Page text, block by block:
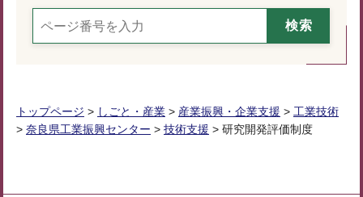
トップページ > しごと・産業 > 産業振興・企業支援 > 工業技術
> 奈良県工業振興センター > 技術支援 > 研究開発評価制度